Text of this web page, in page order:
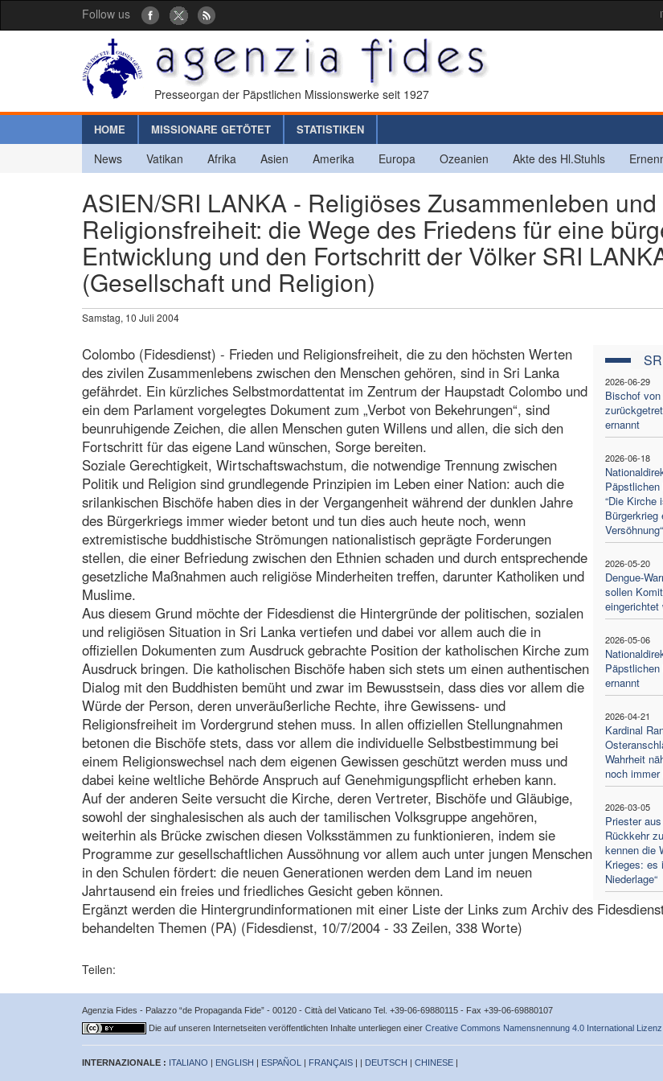
Follow us
Presseorgan der Päpstlichen Missionswerke seit 1927
HOME MISSIONARE GETÖTET STATISTIKEN
News Vatikan Afrika Asien Amerika Europa Ozeanien Akte des Hl.Stuhls
ASIEN/SRI LANKA - Religiöses Zusammenleben und
Religionsfreiheit: die Wege des Friedens für eine
Entwicklung und den Fortschritt der Völker SRI
(Gesellschaft und Religion)
Samstag, 10 Juli 2004
2026-06-29
Bischof
ernannt
2026-06-18
“Die Kirche
Bürgerkrieg
Versöhnung“
2026-05-20
Dengue-
sollen
eingerichtet
2026-05-06
ernannt
2026-04-21
Kardinal
Wahrheit
noch immer
2026-03-05
Priester
Rückkehr
kennen die
Krieges: es
Niederlage“
Colombo (Fidesdienst) - Frieden und Religionsfreiheit, die zu den höchsten Werten
des zivilen Zusammenlebens zwischen den Menschen gehören, sind in Sri Lanka
gefährdet. Ein kürzliches Selbstmordattentat im Zentrum der Haupstadt Colombo und
ein dem Parlament vorgelegtes Dokument zum „Verbot von Bekehrungen“, sind
beunruhigende Zeichen, die allen Menschen guten Willens und allen, die sich den
Fortschritt für das eigene Land wünschen, Sorge bereiten.
Soziale Gerechtigkeit, Wirtschaftswachstum, die notwendige Trennung zwischen
Politik und Religion sind grundlegende Prinzipien im Leben einer Nation: auch die
srilankischen Bischöfe haben dies in der Vergangenheit während der dunklen Jahre
des Bürgerkriegs immer wieder betont und tun dies auch heute noch, wenn
extremistische buddhistische Strömungen nationalistisch geprägte Forderungen
stellen, die einer Befriedung zwischen den Ethnien schaden und durch entsprechende
gesetzliche Maßnahmen auch religiöse Minderheiten treffen, darunter Katholiken und
Muslime.
Aus diesem Grund möchte der Fidesdienst die Hintergründe der politischen, sozialen
und religiösen Situation in Sri Lanka vertiefen und dabei vor allem auch die in
offiziellen Dokumenten zum Ausdruck gebrachte Position der katholischen Kirche zum
Ausdruck bringen. Die katholischen Bischöfe haben sich stets um einen authentischen
Dialog mit den Buddhisten bemüht und zwar im Bewusstsein, dass dies vor allem die
Würde der Person, deren unveräußerliche Rechte, ihre Gewissens- und
Religionsfreiheit im Vordergrund stehen muss. In allen offiziellen Stellungnahmen
betonen die Bischöfe stets, dass vor allem die individuelle Selbstbestimmung bei
einem Religionswechsel nach dem eigenen Gewissen geschützt werden muss und
dabei keine weltliche Behörde Anspruch auf Genehmigungspflicht erheben kann.
Auf der anderen Seite versucht die Kirche, deren Vertreter, Bischöfe und Gläubige,
sowohl der singhalesischen als auch der tamilischen Volksgruppe angehören,
weiterhin als Brücke zwischen diesen Volksstämmen zu funktionieren, indem sie
Programme zur gesellschaftlichen Aussöhnung vor allem auch unter jungen Menschen
in den Schulen fördert: die neuen Generationen werden dem Land im neuen
Jahrtausend ein freies und friedliches Gesicht geben können.
Ergänzt werden die Hintergrundinformationen mit einer Liste der Links zum Archiv des
behandelten Themen (PA) (Fidesdienst, 10/7/2004 - 33 Zeilen, 338 Worte)
Teilen:
Agenzia Fides - Palazzo “de Propaganda Fide” - 00120 - Città del Vaticano Tel. +39-06-69880115 - Fax +39-06-69880107
Die auf unseren Internetseiten veröffentlichten Inhalte unterliegen einer Creative Commons Namensnennung 4.0 International Lizenz
INTERNAZIONALE : ITALIANO | ENGLISH | ESPAÑOL | FRANÇAIS | | DEUTSCH | CHINESE |